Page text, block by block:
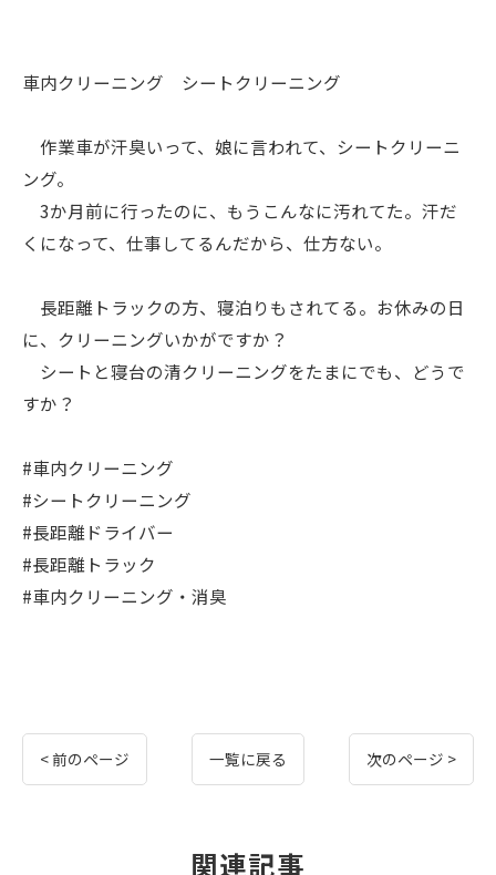
車内クリーニング シートクリーニング
作業車が汗臭いって、娘に言われて、シートクリーニ
ング。
3か月前に行ったのに、もうこんなに汚れてた。汗だ
くになって、仕事してるんだから、仕方ない。
長距離トラックの方、寝泊りもされてる。お休みの日
に、クリーニングいかがですか？
シートと寝台の清クリーニングをたまにでも、どうで
すか？
#車内クリーニング
#シートクリーニング
#長距離ドライバー
#長距離トラック
#車内クリーニング・消臭
< 前のページ 一覧に戻る 次のページ >
関連記事